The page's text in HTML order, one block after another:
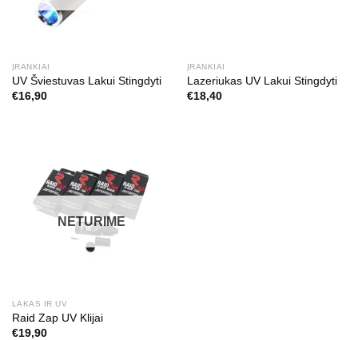
ĮRANKIAI
UV Šviestuvas Lakui Stingdyti
€16,90
ĮRANKIAI
Lazeriukas UV Lakui Stingdyti
€18,40
NETURIME
LAKAS IR UV
Raid Zap UV Klijai
€19,90